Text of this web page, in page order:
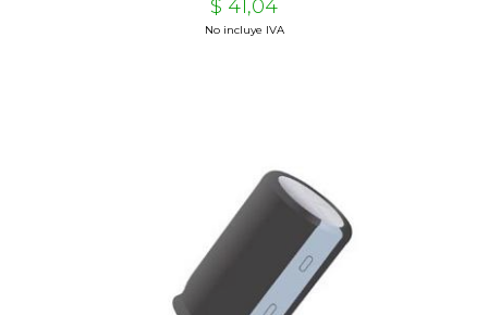
$ 41,04
No incluye IVA